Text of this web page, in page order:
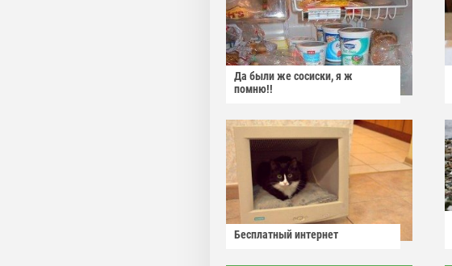
Да были же сосиски, я ж
помню!!
Бесплатный интернет